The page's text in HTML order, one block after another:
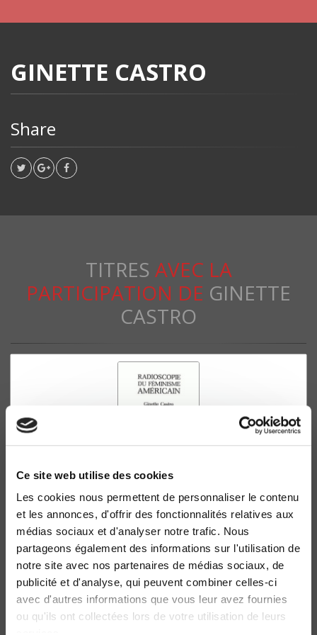
Ce site web utilise des cookies
Les cookies nous permettent de personnaliser le contenu
et les annonces, d'offrir des fonctionnalités relatives aux
médias sociaux et d'analyser notre trafic. Nous
partageons également des informations sur l'utilisation de
notre site avec nos partenaires de médias sociaux, de
publicité et d'analyse, qui peuvent combiner celles-ci
avec d'autres informations que vous leur avez fournies
ou qu'ils ont collectées lors de votre utilisation de leurs
GINETTE CASTRO
Share
TITRES AVEC LA
PARTICIPATION DE GINETTE
CASTRO
Radioscopie du féminisme américain
Ginette Castro